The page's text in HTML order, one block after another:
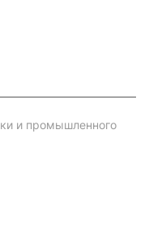
и промышленного